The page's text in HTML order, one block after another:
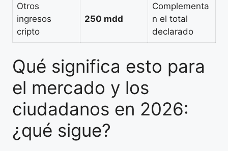
Otros
ingresos
cripto
250 mdd
Complementa
n el total
declarado
Qué significa esto para
el mercado y los
ciudadanos en 2026:
¿qué sigue?